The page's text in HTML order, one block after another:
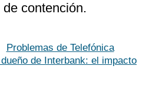
contención.
Problemas de Telefónica
de Interbank: el impacto